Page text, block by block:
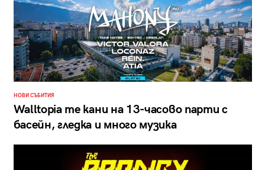
НОВИ СЪБИТИЯ
Walltopia те кани на 13-часово парти с
басейн, гледка и много музика